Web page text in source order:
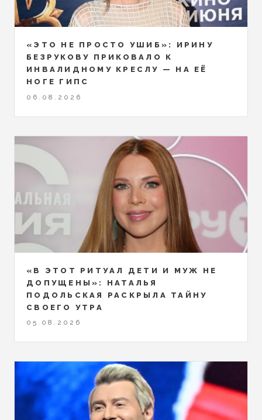
«ЭТО НЕ ПРОСТО УШИБ»: ИРИНУ
БЕЗРУКОВУ ПРИКОВАЛО К
ИНВАЛИДНОМУ КРЕСЛУ — НА ЕЁ
НОГЕ ГИПС
06.08.2026
«В ЭТОТ РИТУАЛ ДЕТИ И МУЖ НЕ
ДОПУЩЕНЫ»: НАТАЛЬЯ
ПОДОЛЬСКАЯ РАСКРЫЛА ТАЙНУ
СВОЕГО УТРА
05.08.2026